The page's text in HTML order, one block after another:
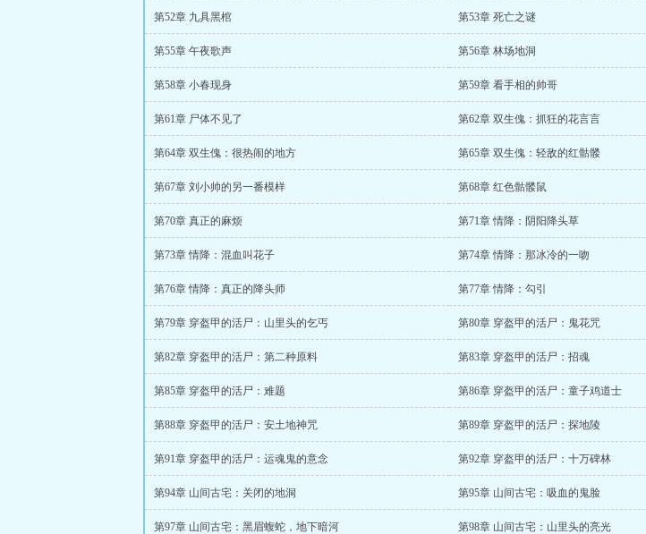
第52章 九具黑棺 第53章 死亡之谜
第55章 午夜歌声 第56章 林场地洞
第58章 小春现身 第59章 看手相的帅哥
第61章 尸体不见了 第62章 双生傀：抓狂的花言言
第64章 双生傀：很热闹的地方 第65章 双生傀：轻敌的红骷髅
第67章 刘小帅的另一番模样 第68章 红色骷髅鼠
第70章 真正的麻烦 第71章 情降：阴阳降头草
第73章 情降：混血叫花子 第74章 情降：那冰冷的一吻
第76章 情降：真正的降头师 第77章 情降：勾引
第79章 穿盔甲的活尸：山里头的乞丐 第80章 穿盔甲的活尸：鬼花咒
第82章 穿盔甲的活尸：第二种原料 第83章 穿盔甲的活尸：招魂
第85章 穿盔甲的活尸：难题 第86章 穿盔甲的活尸：童子鸡道士
第88章 穿盔甲的活尸：安土地神咒 第89章 穿盔甲的活尸：探地陵
第91章 穿盔甲的活尸：运魂鬼的意念 第92章 穿盔甲的活尸：十万碑林
第94章 山间古宅：关闭的地洞 第95章 山间古宅：吸血的鬼脸
第97章 山间古宅：黑眉蝮蛇，地下暗河 第98章 山间古宅：山里头的亮光